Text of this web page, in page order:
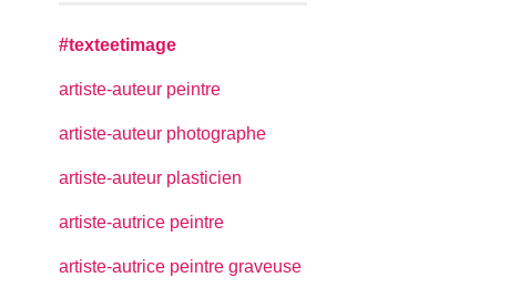
#texteetimage
artiste-auteur peintre
artiste-auteur photographe
artiste-auteur plasticien
artiste-autrice peintre
artiste-autrice peintre graveuse